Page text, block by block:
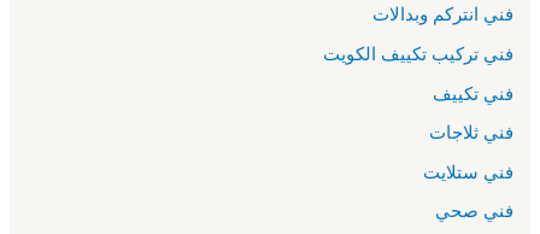
فني انتركم وبدالات
فني تركيب تكييف الكويت
فني تكييف
فني ثلاجات
فني ستلايت
فني صحي